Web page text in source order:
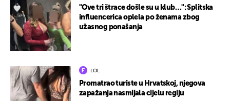
"Ove tri štrace došle su u klub…": Splitska
influencerica oplela po ženama zbog
užasnog ponašanja
LOL
Promatrao turiste u Hrvatskoj, njegova
zapažanja nasmijala cijelu regiju